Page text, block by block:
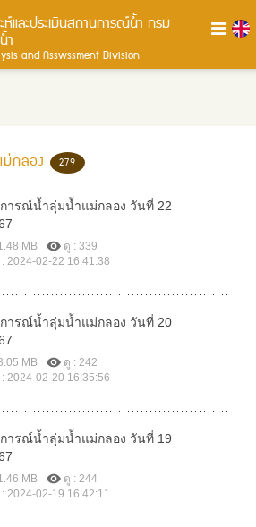
ห์และประเมินสถานการณ์น้ำ กรม
ำ
and Asswssment Division
กลอง 279
ารณ์น้ำลุ่มน้ำแม่กลอง วันที่ 22
MB
ดู : 339
2024-02-22 16:41:38
ารณ์น้ำลุ่มน้ำแม่กลอง วันที่ 20
MB
ดู : 242
2024-02-20 16:35:56
ารณ์น้ำลุ่มน้ำแม่กลอง วันที่ 19
MB
ดู : 244
2024-02-19 16:42:11